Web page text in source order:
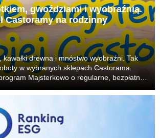
gwoździami i wyobraźnią.
Castoramy na rodzinny
kawałki drewna i mnóstwo wyobraźni. Tak
w wybranych sklepach Castorama.
Majsterkowo o regularne, bezpłatne
i tworzyć własne projekty, r...